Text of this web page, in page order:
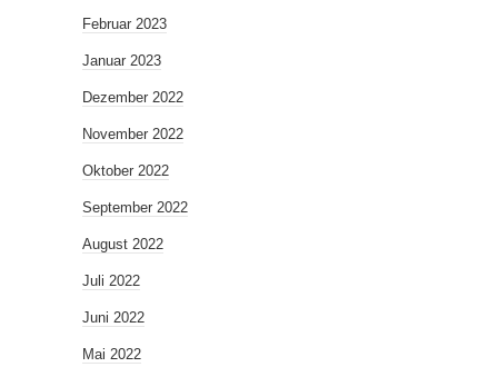
Februar 2023
Januar 2023
Dezember 2022
November 2022
Oktober 2022
September 2022
August 2022
Juli 2022
Juni 2022
Mai 2022